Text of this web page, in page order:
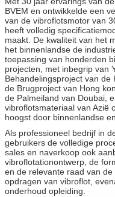
BVEM en ontwikkelde een
van de vibroflotsmotor van
heeft volledig
maakt. De kwaliteit van het
het binnenlandse de
toepassing van honderden
projecten, met inbegrip van
Behandelingsproject van
de Brugproject van Hong
de Palmeiland van Doubai,
vibroflotsmateriaal van Azië
hoogst door binnenlandse
Als professioneel bedrijf in
gebruikers de volledige
sales en naverkoop ook
vibroflotationontwerp, de
en de relevante raad van
opdragen van vibroflot,
onderhoud opleiding.